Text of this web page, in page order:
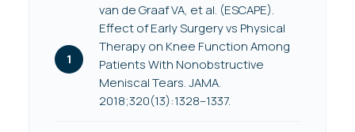
van de Graaf VA, et al. (ESCAPE).
Effect of Early Surgery vs Physical
Therapy on Knee Function Among
Patients With Nonobstructive
Meniscal Tears. JAMA.
2018;320(13):1328–1337.